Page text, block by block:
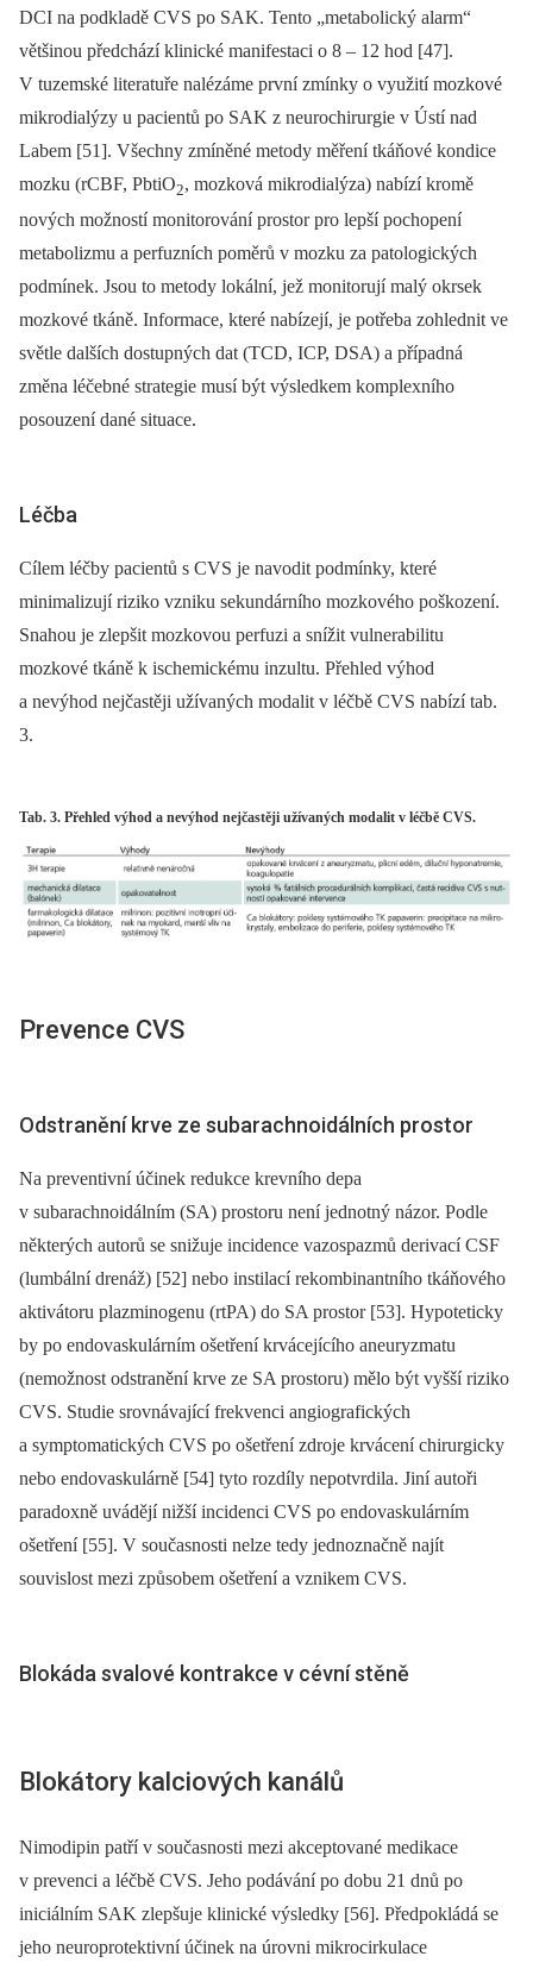
DCI na podkladě CVS po SAK. Tento „metabolický alarm“
většinou předchází klinické manifestaci o 8 –⁠ 12 hod [47].
V tuzemské literatuře nalézáme první zmínky o využití mozkové
mikrodialýzy u pacientů po SAK z neurochirurgie v Ústí nad
Labem [51]. Všechny zmíněné metody měření tkáňové kondice
mozku (rCBF, PbtiO2, mozková mikrodialýza) nabízí kromě
nových možností monitorování prostor pro lepší pochopení
metabolizmu a perfuzních poměrů v mozku za patologických
podmínek. Jsou to metody lokální, jež monitorují malý okrsek
mozkové tkáně. Informace, které nabízejí, je potřeba zohlednit ve
světle dalších dostupných dat (TCD, ICP, DSA) a případná
změna léčebné strategie musí být výsledkem komplexního
posouzení dané situace.
Léčba
Cílem léčby pacientů s CVS je navodit podmínky, které
minimalizují riziko vzniku sekundárního mozkového poškození.
Snahou je zlepšit mozkovou perfuzi a snížit vulnerabilitu
mozkové tkáně k ischemickému inzultu. Přehled výhod
a nevýhod nejčastěji užívaných modalit v léčbě CVS nabízí tab.
3.
Tab. 3. Přehled výhod a nevýhod nejčastěji užívaných modalit v léčbě CVS.
Prevence CVS
Odstranění krve ze subarachnoidálních prostor
Na preventivní účinek redukce krevního depa
v subarachnoidálním (SA) prostoru není jednotný názor. Podle
ně­kte­rých autorů se snižuje incidence vazospazmů derivací CSF
(lumbální drenáž) [52] nebo instilací rekombinantního tkáňového
aktivátoru plazminogenu (rtPA) do SA prostor [53]. Hypoteticky
by po endovaskulárním ošetření krvácejícího aneuryzmatu
(nemožnost odstranění krve ze SA prostoru) mělo být vyšší riziko
CVS. Studie srovnávající frekvenci angiografických
a symptomatických CVS po ošetření zdroje krvácení chirurgicky
nebo endovaskulárně [54] tyto rozdíly nepotvrdila. Jiní autoři
paradoxně uvádějí nižší incidenci CVS po endovaskulárním
ošetření [55]. V současnosti nelze tedy jednoznačně najít
souvislost mezi způsobem ošetření a vznikem CVS.
Blokáda svalové kontrakce v cévní stěně
Blokátory kalciových kanálů
Nimodipin patří v současnosti mezi akceptované medikace
v prevenci a léčbě CVS. Jeho podávání po dobu 21 dnů po
iniciálním SAK zlepšuje klinické výsledky [56]. Předpokládá se
jeho neuroprotektivní účinek na úrovni mikrocirkulace